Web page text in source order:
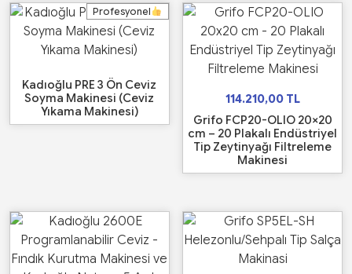
Profesyonel
Kadıoğlu PRE 3 Ön Ceviz
Soyma Makinesi (Ceviz
Yıkama Makinesi)
114.210,00 TL
Grifo FCP20-OLIO 20×20
cm – 20 Plakalı Endüstriyel
Tip Zeytinyağı Filtreleme
Makinesi